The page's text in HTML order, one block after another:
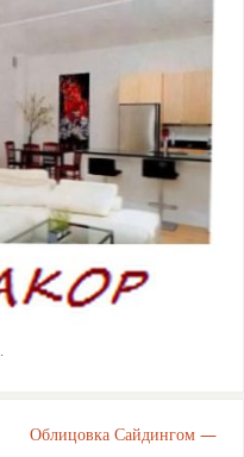
.
Облицовка Сайдингом —